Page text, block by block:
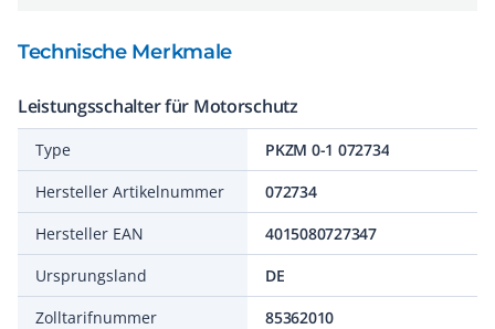
Technische Merkmale
Leistungsschalter für Motorschutz
Type
PKZM 0-1 072734
Hersteller Artikelnummer
072734
Hersteller EAN
4015080727347
Ursprungsland
DE
Zolltarifnummer
85362010